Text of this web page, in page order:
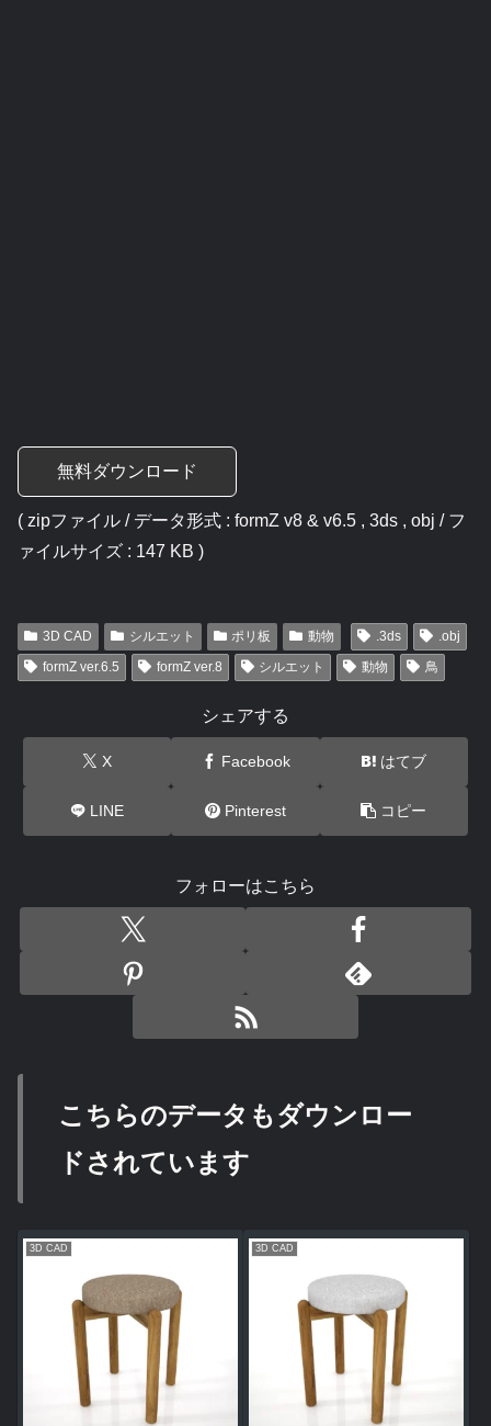
無料ダウンロード
( zipファイル / データ形式 : formZ v8 & v6.5 , 3ds , obj / フ
ァイルサイズ : 147 KB )
3D CAD シルエット ポリ板 動物 .3ds
.obj
formZ ver.6.5
formZ ver.8 シルエット 動物 鳥
シェアする
X Facebook はてブ
LINE Pinterest コピー
フォローはこちら
こちらのデータもダウンロー
ドされています
3D CAD 3D CAD